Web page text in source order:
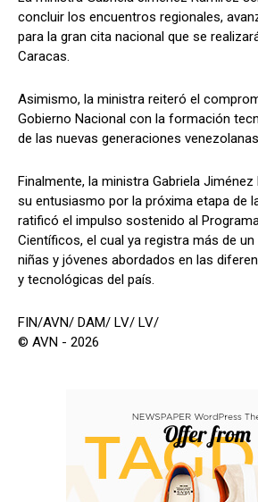
concluir los encuentros regionales,
para la gran cita nacional que se
Caracas.
Asimismo, la ministra reiteró el
Gobierno Nacional con la formación
de las nuevas generaciones
Finalmente, la ministra Gabriela
su entusiasmo por la próxima etapa de
ratificó el impulso sostenido al
Científicos, el cual ya registra más de
niñas y jóvenes abordados en las
y tecnológicas del país.
FIN/AVN/ DAM/ LV/ LV/
© AVN - 2026